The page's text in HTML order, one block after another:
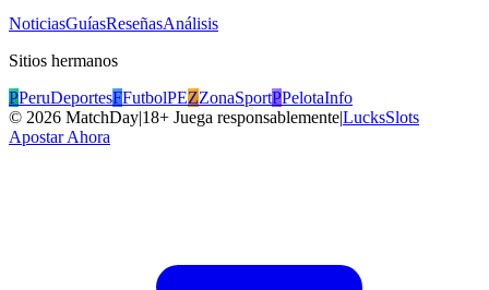
NoticiasGuíasReseñasAnálisis
Sitios hermanos
PPeruDeportesFFutbolPEZZonaSportPPelotaInfo
© 2026 MatchDay|18+ Juega responsablemente|LucksSlots
Apostar Ahora